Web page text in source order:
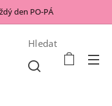
den PO-PÁ
Hledat